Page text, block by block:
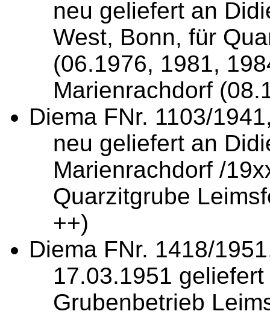
neu geliefert an
West, Bonn, für
(06.1976, 1981,
Marienrachdorf
Diema FNr. 1103/1941
neu geliefert an
Marienrachdorf /
Quarzitgrube
++)
Diema FNr. 1418/
17.03.1951
Grubenbetrieb